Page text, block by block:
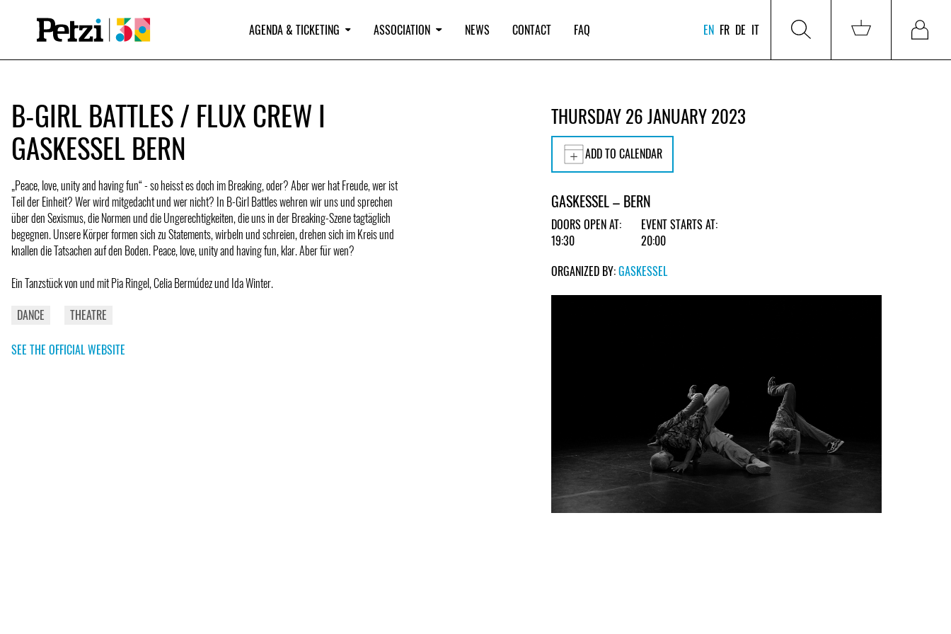
AGENDA & TICKETING ASSOCIATION NEWS CONTACT FAQ EN FR DE IT
B-GIRL BATTLES / FLUX CREW I
GASKESSEL BERN
„Peace, love, unity and having fun“ - so heisst es doch im Breaking, oder? Aber wer hat Freude, wer ist
Teil der Einheit? Wer wird mitgedacht und wer nicht? In B-Girl Battles wehren wir uns und sprechen
über den Sexismus, die Normen und die Ungerechtigkeiten, die uns in der Breaking-Szene tagtäglich
begegnen. Unsere Körper formen sich zu Statements, wirbeln und schreien, drehen sich im Kreis und
knallen die Tatsachen auf den Boden. Peace, love, unity and having fun, klar. Aber für wen?
Ein Tanzstück von und mit Pia Ringel, Celia Bermúdez und Ida Winter.
DANCE
THEATRE
SEE THE OFFICIAL WEBSITE
THURSDAY 26 JANUARY 2023
ADD TO CALENDAR
GASKESSEL – BERN
DOORS OPEN AT:
19:30
EVENT STARTS AT:
20:00
ORGANIZED BY:GASKESSEL